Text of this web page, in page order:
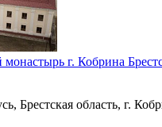
г. Кобрина
Брестская область, г.